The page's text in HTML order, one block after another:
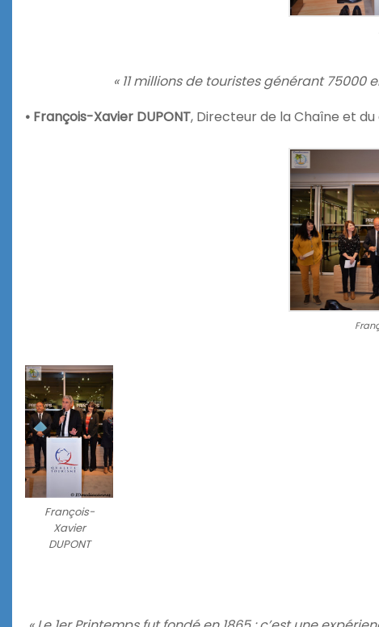
« 11 millions de touristes générant
• François-Xavier DUPONT, Directeur de la Chaîne et du
François-
Xavier
DUPONT